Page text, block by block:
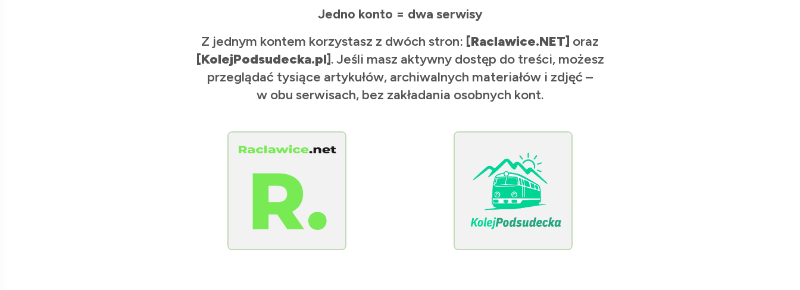
Jedno konto = dwa serwisy
Z jednym kontem korzystasz z dwóch stron: [Raclawice.NET] oraz
[KolejPodsudecka.pl]. Jeśli masz aktywny dostęp do treści, możesz
przeglądać tysiące artykułów, archiwalnych materiałów i zdjęć –
w obu serwisach, bez zakładania osobnych kont.